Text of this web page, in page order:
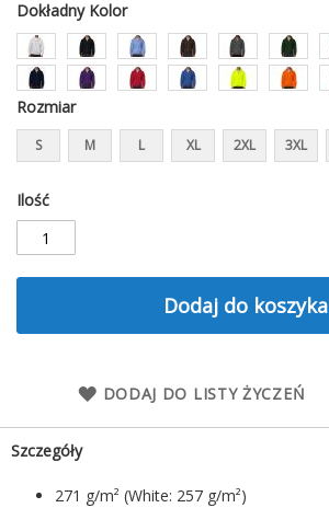
Dokładny Kolor
Rozmiar
S M L XL 2XL 3XL
Ilość
Dodaj do koszyka
DODAJ DO LISTY ŻYCZEŃ
Szczegóły
271 g/m² (White: 257 g/m²)